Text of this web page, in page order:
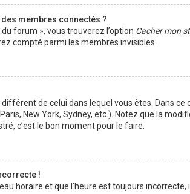
membres connectés ?
forum », vous trouverez l’option Cacher mon
compté parmi les membres invisibles.
de celui dans lequel vous êtes. Dans ce
New York, Sydney, etc.). Notez que la
c’est le bon moment pour le faire.
!
horaire et que l’heure est toujours